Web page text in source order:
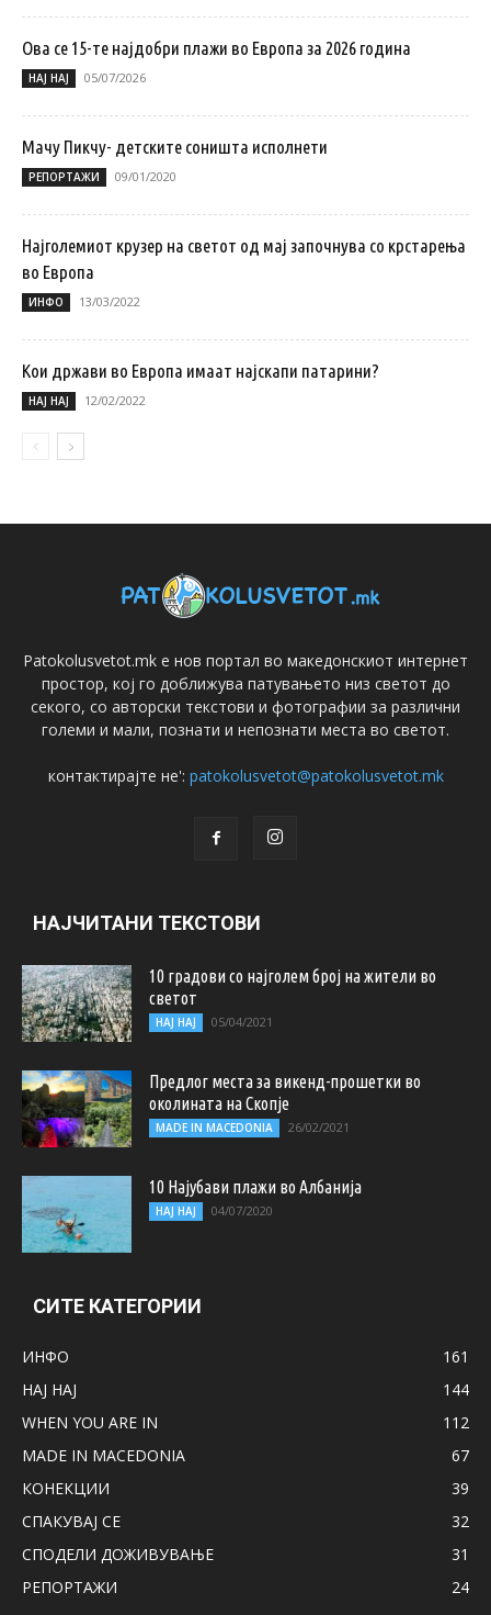
Ова се 15-те најдобри плажи во Европа за 2026 година
НАЈ НАЈ 05/07/2026
Мачу Пикчу- детските соништа исполнети
РЕПОРТАЖИ 09/01/2020
Најголемиот крузер на светот од мај започнува со крстарења
во Европа
ИНФО 13/03/2022
Кои држави во Европа имаат најскапи патарини?
НАЈ НАЈ 12/02/2022
Patokolusvetot.mk е нов портал во македонскиот интернет
простор, кој го доближува патувањето низ светот до
секого, со авторски текстови и фотографии за различни
големи и мали, познати и непознати места во светот.
контактирајте не': patokolusvetot@patokolusvetot.mk
НАЈЧИТАНИ ТЕКСТОВИ
10 градови со најголем број на жители во
светот
НАЈ НАЈ 05/04/2021
Предлог места за викенд-прошетки во
околината на Скопје
MADE IN MACEDONIA 26/02/2021
10 Најубави плажи во Албанија
НАЈ НАЈ 04/07/2020
СИТЕ КАТЕГОРИИ
ИНФО
161
НАЈ НАЈ
144
WHEN YOU ARE IN
112
MADE IN MACEDONIA
67
КОНЕКЦИИ
39
СПАКУВАЈ СЕ
32
СПОДЕЛИ ДОЖИВУВАЊЕ
31
РЕПОРТАЖИ
24